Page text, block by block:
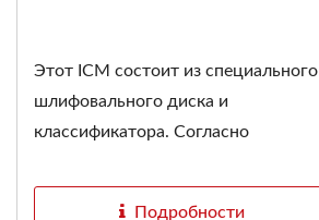
Этот ICM состоит из специального
шлифовального диска и
классификатора. Согласно
Подробности